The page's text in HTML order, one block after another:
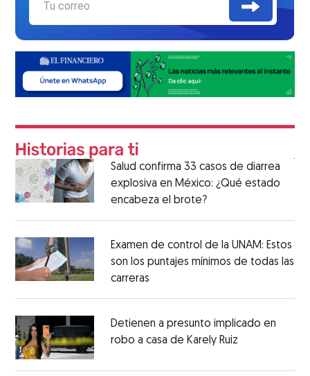
Salud confirma 33 casos de diarrea
explosiva en México: ¿Qué estado
encabeza el brote?
Examen de control de la UNAM: Estos
son los puntajes mínimos de todas las
carreras
Detienen a presunto implicado en
robo a casa de Karely Ruiz